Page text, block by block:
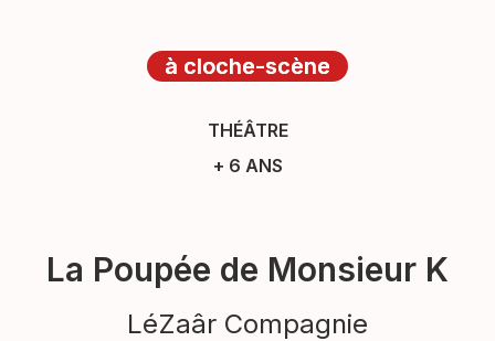
à cloche-scène
à cloche-scène
à cloche-scène
THÉÂTRE
+ 6 ANS
La Poupée de Monsieur K
LéZaâr Compagnie